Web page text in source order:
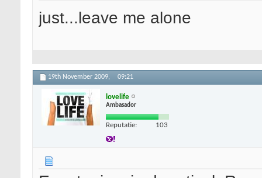
just...leave me alone
19th November 2009, 09:21
lovelife
Ambasador
Reputatie: 103